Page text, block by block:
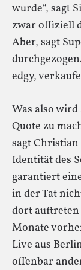
wurde“, sagt
zwar offiziell
Aber, sagt
edgy,
Was also wird
Quote zu
sagt Christian
Identität des
garantiert
in der Tat
dort
Monate
Live aus
offenbar